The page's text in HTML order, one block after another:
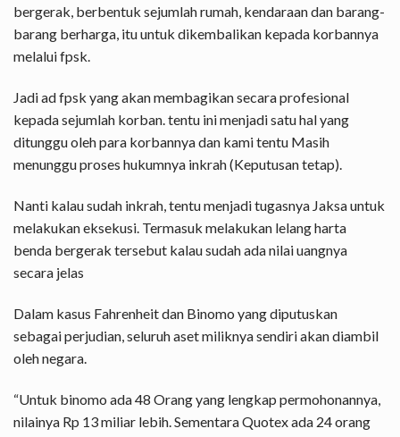
bergerak, berbentuk sejumlah rumah, kendaraan dan barang-
barang berharga, itu untuk dikembalikan kepada korbannya
melalui fpsk.
Jadi ad fpsk yang akan membagikan secara profesional
kepada sejumlah korban. tentu ini menjadi satu hal yang
ditunggu oleh para korbannya dan kami tentu Masih
menunggu proses hukumnya inkrah (Keputusan tetap).
Nanti kalau sudah inkrah, tentu menjadi tugasnya Jaksa untuk
melakukan eksekusi. Termasuk melakukan lelang harta
benda bergerak tersebut kalau sudah ada nilai uangnya
secara jelas
Dalam kasus Fahrenheit dan Binomo yang diputuskan
sebagai perjudian, seluruh aset miliknya sendiri akan diambil
oleh negara.
“Untuk binomo ada 48 Orang yang lengkap permohonannya,
nilainya Rp 13 miliar lebih. Sementara Quotex ada 24 orang